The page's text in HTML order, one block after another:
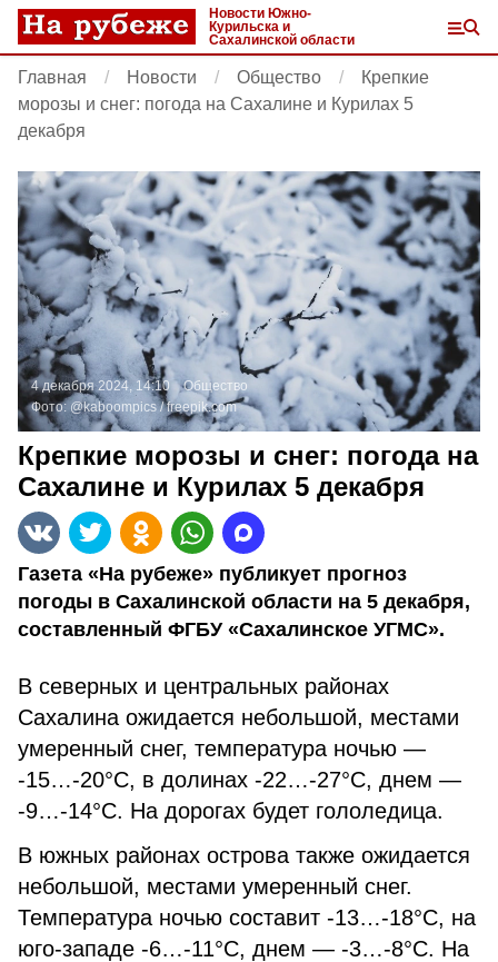
Новости Южно-
Курильска и
Сахалинской области
Главная Новости Общество
Крепкие
морозы и снег: погода на Сахалине и Курилах 5
декабря
4 декабря 2024, 14:10
Общество
Фото: @kaboompics /freepik.com
Крепкие морозы и снег: погода на
Сахалине и Курилах 5 декабря
Газета «На рубеже» публикует прогноз
погоды в Сахалинской области на 5 декабря,
составленный ФГБУ «Сахалинское УГМС».
В северных и центральных районах
Сахалина ожидается небольшой, местами
умеренный снег, температура ночью —
-15…-20°С, в долинах -22…-27°С, днем —
-9…-14°С. На дорогах будет гололедица.
В южных районах острова также ожидается
небольшой, местами умеренный снег.
Температура ночью составит -13…-18°С, на
юго-западе -6…-11°С, днем — -3…-8°С. На